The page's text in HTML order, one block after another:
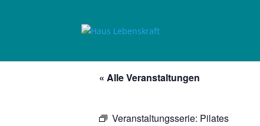
« Alle Veranstaltungen
Veranstaltungsserie: Pilates